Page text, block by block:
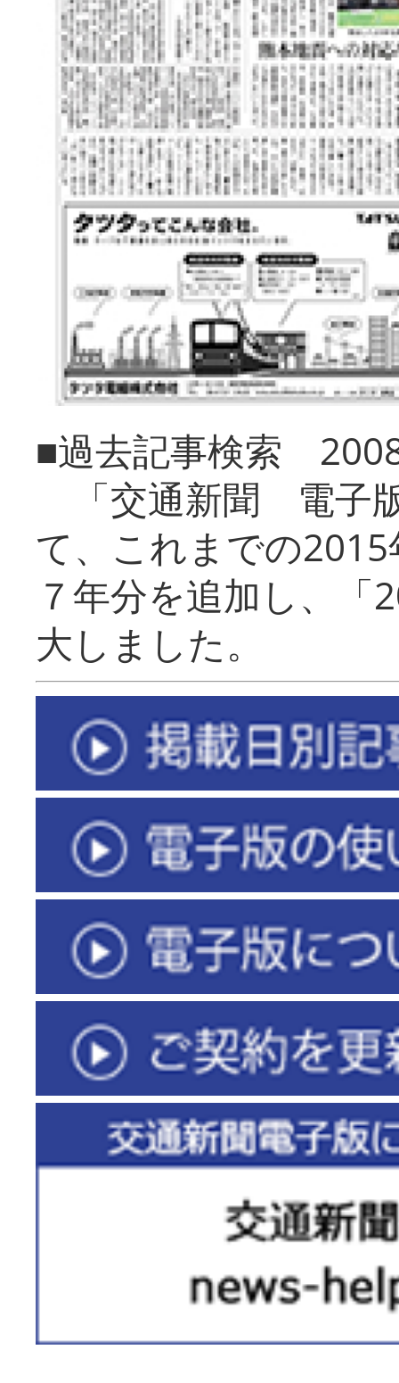
■過去記事検索
「交通新聞 電子
て、これまでの
７年分を追加し、「
大しまし